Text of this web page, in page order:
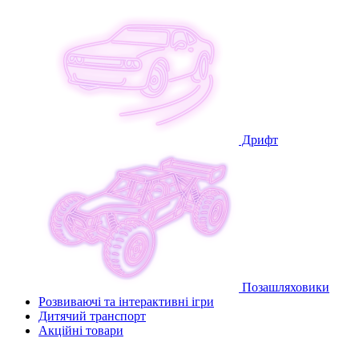
Дрифт
Позашляховики
Розвиваючі та інтерактивні ігри
Дитячий транспорт
Акційні товари